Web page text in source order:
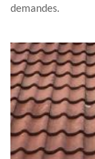
demandes.